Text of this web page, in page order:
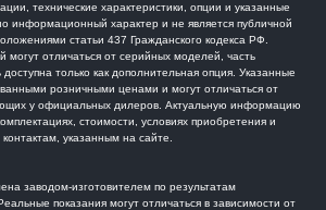
технические характеристики, опции и указанные
информационный характер и не является публичной
статьи 437 Гражданского кодекса РФ.
могут отличаться от серийных моделей, часть
только как дополнительная опция. Указанные
розничными ценами и могут отличаться от
у официальных дилеров. Актуальную информацию
стоимости, условиях приобретения и
указанным на сайте.
заводом-изготовителем по результатам
показания могут отличаться в зависимости от